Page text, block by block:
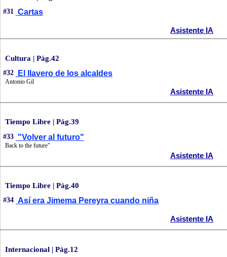
#31 Cartas
Asistente IA
Cultura | Pág.42
#32 El llavero de los alcaldes
Antonio Gil
Asistente IA
Tiempo Libre | Pág.39
#33 "Volver al futuro"
Back to the future"
Asistente IA
Tiempo Libre | Pág.40
#34 Así era Jimema Pereyra cuando niña
Asistente IA
Internacional | Pág.12